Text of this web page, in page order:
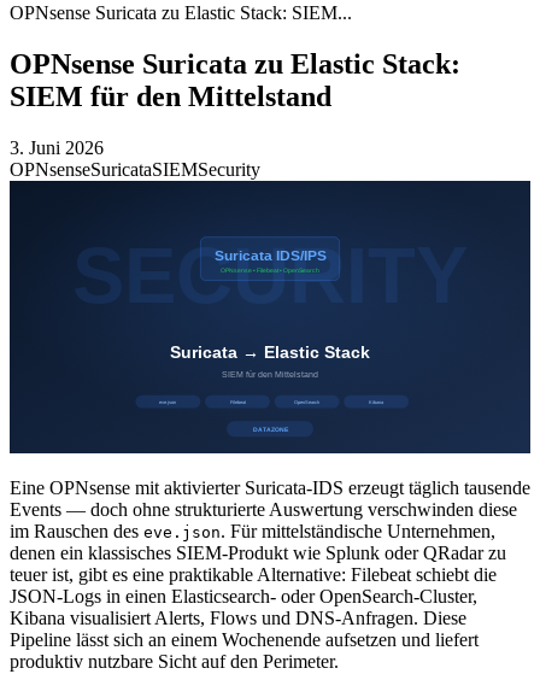
OPNsense Suricata zu Elastic Stack: SIEM...
OPNsense Suricata zu Elastic Stack:
SIEM für den Mittelstand
3. Juni 2026
OPNsenseSuricataSIEMSecurity
Eine OPNsense mit aktivierter Suricata-IDS erzeugt täglich tausende
Events — doch ohne strukturierte Auswertung verschwinden diese
im Rauschen des eve.json. Für mittelständische Unternehmen,
denen ein klassisches SIEM-Produkt wie Splunk oder QRadar zu
teuer ist, gibt es eine praktikable Alternative: Filebeat schiebt die
JSON-Logs in einen Elasticsearch- oder OpenSearch-Cluster,
Kibana visualisiert Alerts, Flows und DNS-Anfragen. Diese
Pipeline lässt sich an einem Wochenende aufsetzen und liefert
produktiv nutzbare Sicht auf den Perimeter.